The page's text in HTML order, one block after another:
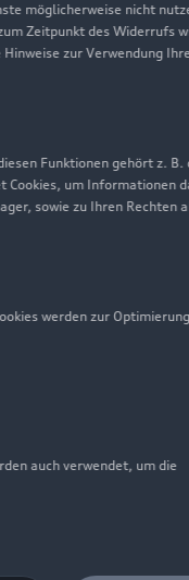
möglicherweise nicht
Zeitpunkt des Widerrufs
zur Verwendung
Funktionen gehört z. B.
um Informationen
sowie zu Ihren Rechten
werden zur
auch verwendet, um die